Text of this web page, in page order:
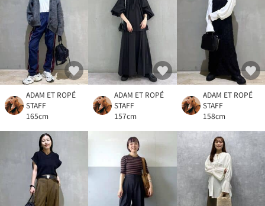
ADAM ET ROPÉ
STAFF
165cm
ADAM ET ROPÉ
STAFF
157cm
ADAM ET ROPÉ
STAFF
158cm